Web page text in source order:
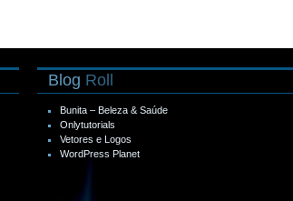
Blog Roll
Bunita – Beleza & Saúde
Onlytutorials
Vetores e Logos
WordPress Planet